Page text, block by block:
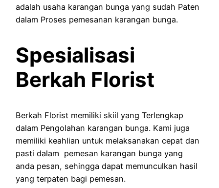
adalah usaha karangan bunga yang sudah Paten
dalam Proses pemesanan karangan bunga.
Spesialisasi
Berkah Florist
Berkah Florist memiliki skiil yang Terlengkap
dalam Pengolahan karangan bunga. Kami juga
memiliki keahlian untuk melaksanakan cepat dan
pasti dalam pemesan karangan bunga yang
anda pesan, sehingga dapat memunculkan hasil
yang terpaten bagi pemesan.